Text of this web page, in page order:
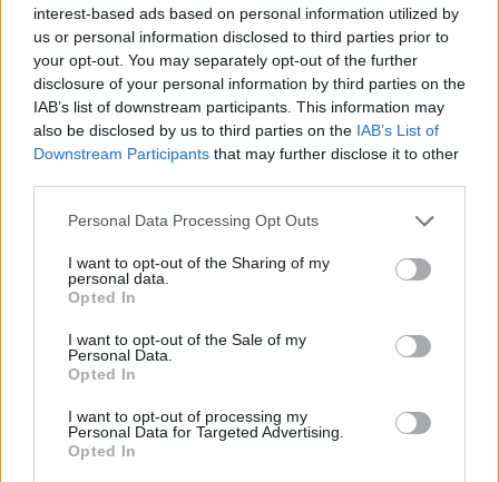
interest-based ads based on personal information utilized by
us or personal information disclosed to third parties prior to
your opt-out. You may separately opt-out of the further
disclosure of your personal information by third parties on the
IAB’s list of downstream participants. This information may
also be disclosed by us to third parties on the IAB’s List of
Downstream Participants that may further disclose it to other
Personal Data Processing Opt Outs
I want to opt-out of the Sharing of my
personal data.
Opted In
I want to opt-out of the Sale of my
Personal Data.
Opted In
I want to opt-out of processing my
Personal Data for Targeted Advertising.
Opted In
Το πανεπιστήμιο ανέφερε πως οι πυροβολισμοί
σημειώθηκαν κοντά στη διασταύρωση των οδών
νυχτερινή ζωή της.
Facebook Share on X Bluesky
Email
Tags: Θύματα